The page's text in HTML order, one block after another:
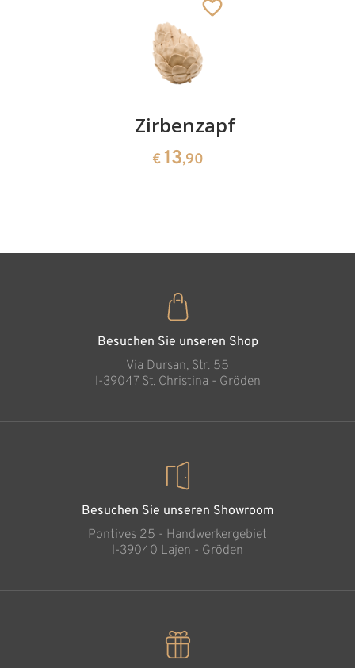
Warenkorb
Zirbenzapfen
€ 13,90
Besuchen Sie unseren Shop
Via Dursan, Str. 55
l-39047 St. Christina - Gröden
Besuchen Sie unseren Showroom
Pontives 25 - Handwerkergebiet
l-39040 Lajen - Gröden